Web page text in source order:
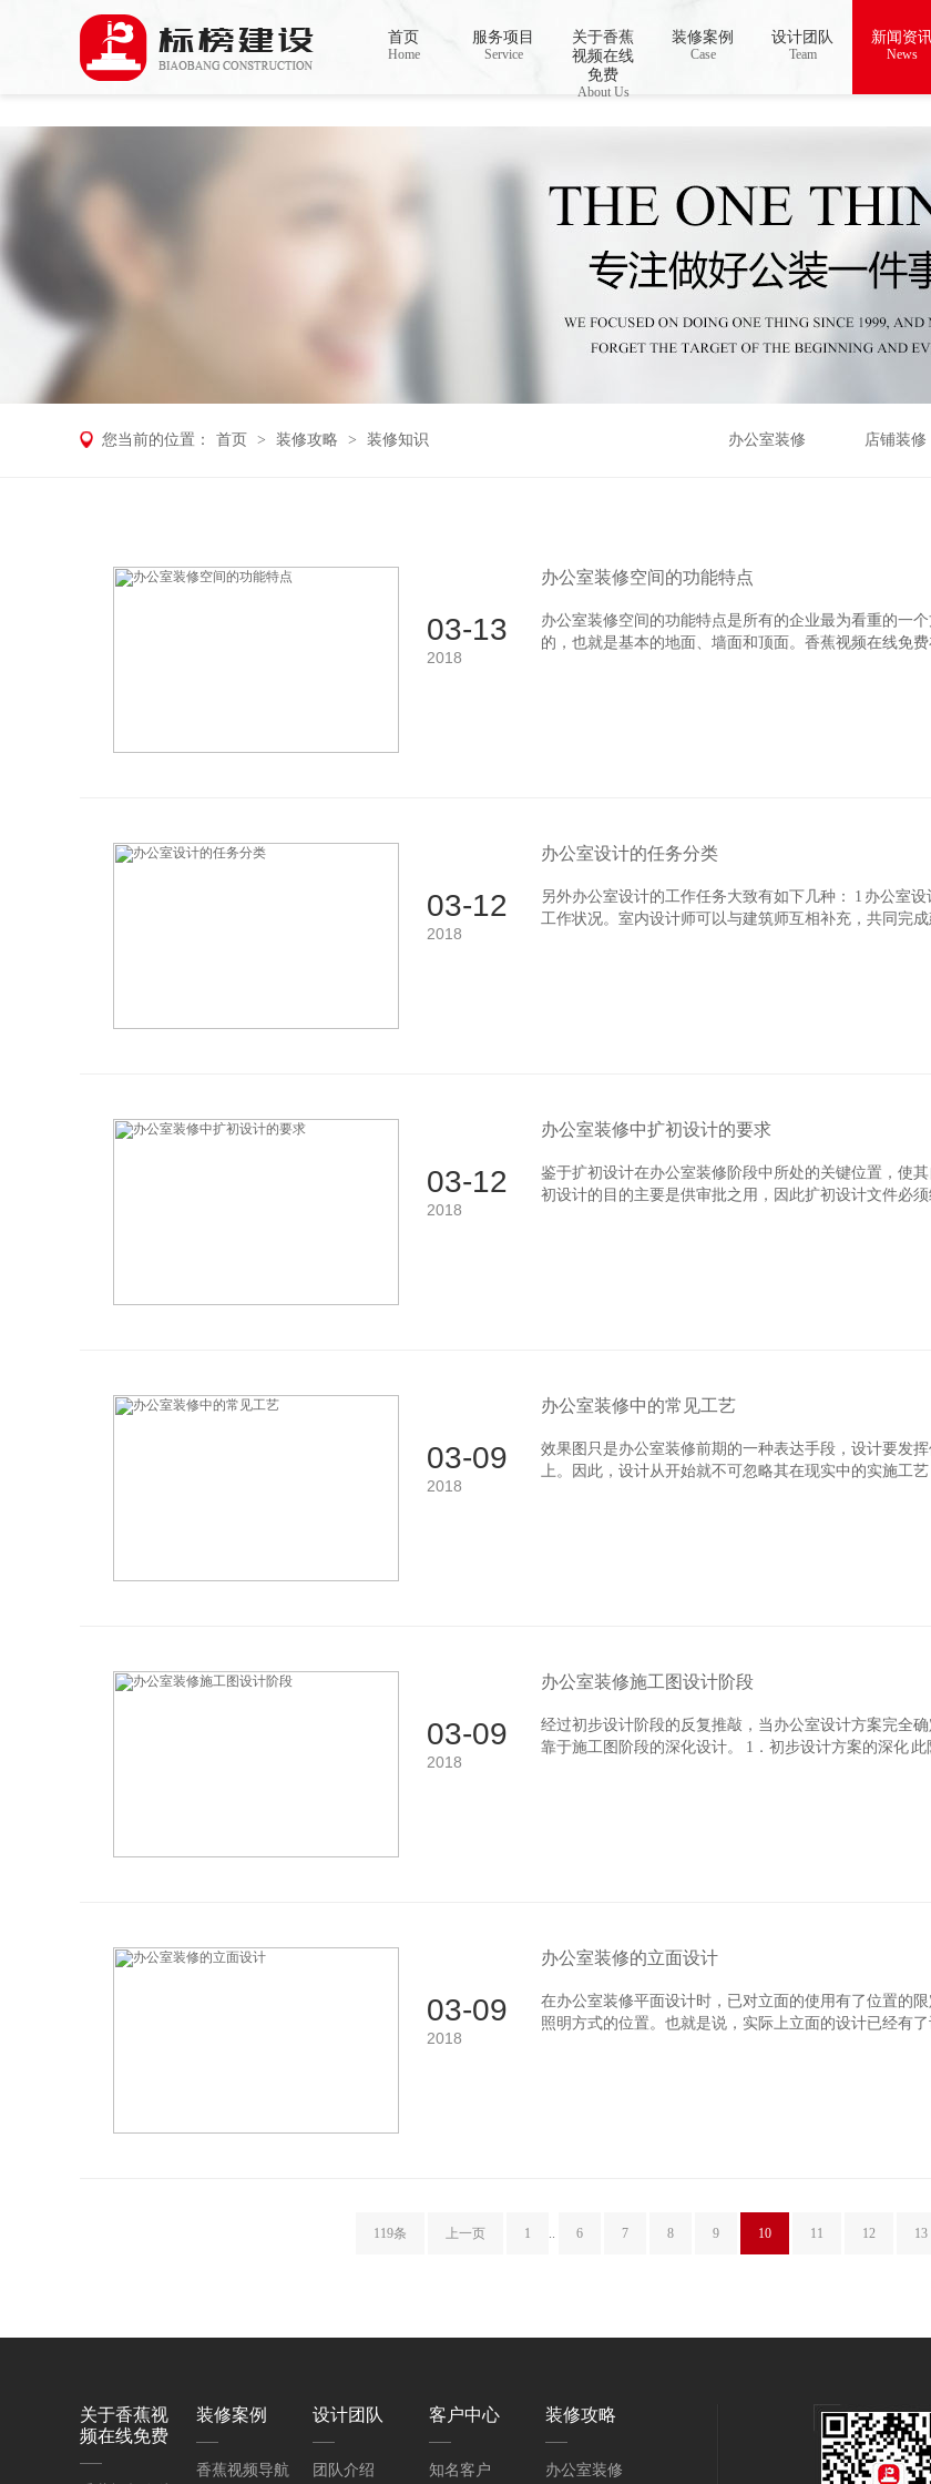
香蕉视频在线免费,香蕉视频导航,黄色香蕉视频下载,91香蕉APP成人污在线观看
首页
Home
服务项目
Service
关于香蕉
视频在线
免费
About Us
装修案例
Case
设计团队
Team
新闻资
News
您当前的位置： 首页 > 装修攻略 > 装修知识 办公室装修 店铺装修
03-13
2018
办公室装修空间的功能特点
办公室装修空间的功能特点是所有的企业最为看重的一个
的，也就是基本的地面、墙面和顶面。香蕉视频在线
03-12
2018
办公室设计的任务分类
另外办公室设计的工作任务大致有如下几种： 1 办公室
工作状况。室内设计师可以与建筑师互相补充，共同完
03-12
2018
办公室装修中扩初设计的要求
鉴于扩初设计在办公室装修阶段中所处的关键位置，使
初设计的目的主要是供审批之用，因此扩初设计文件必
03-09
2018
办公室装修中的常见工艺
效果图只是办公室装修前期的一种表达手段，设计要发
上。因此，设计从开始就不可忽略其在现实中的实施工
03-09
2018
办公室装修施工图设计阶段
经过初步设计阶段的反复推敲，当办公室设计方案完全
靠于施工图阶段的深化设计。 1．初步设计方案的深化
03-09
2018
办公室装修的立面设计
在办公室装修平面设计时，已对立面的使用有了位置的
照明方式的位置。也就是说，实际上立面的设计已经
119条 上一页 1 .. 6 7 8 9 10 11 12 13
关于香蕉视
频在线免费
装修案例
香蕉视频导航
设计团队
团队介绍
客户中心
知名客户
装修攻略
办公室装修